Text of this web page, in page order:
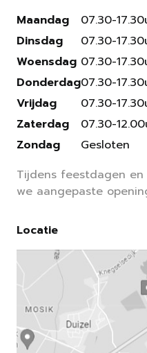
Maandag
Dinsdag
Woensdag
Donderdag
Vrijdag
Zaterdag
Zondag
07.30-
07.30-
07.30-
07.30-
07.30-
07.30-
Gesloten
Tijdens feestdagen
we aangepaste
Locatie